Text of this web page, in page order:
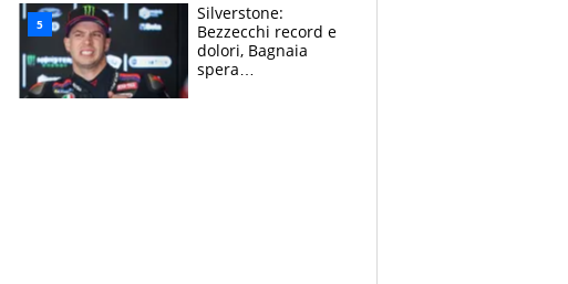
Silverstone:
Bezzecchi record e
dolori, Bagnaia
spera